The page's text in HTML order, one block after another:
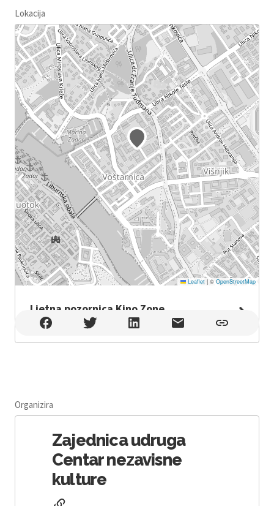
Lokacija
Leaflet |© OpenStreetMap
Ljetna pozornica Kino Zone
Ljetna pozornica Kino Zone , Zadar
Organizira
Zajednica udruga
Centar nezavisne
kulture